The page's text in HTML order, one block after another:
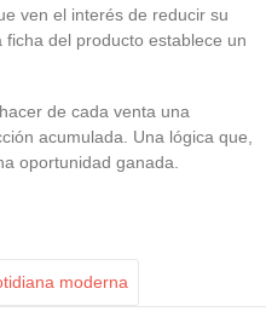
ven el interés de reducir su
del producto establece un
de cada venta una
acumulada. Una lógica que,
oportunidad ganada.
moderna